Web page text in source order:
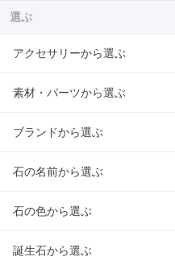
選ぶ
アクセサリーから選ぶ
素材・パーツから選ぶ
ブランドから選ぶ
石の名前から選ぶ
石の色から選ぶ
誕生石から選ぶ